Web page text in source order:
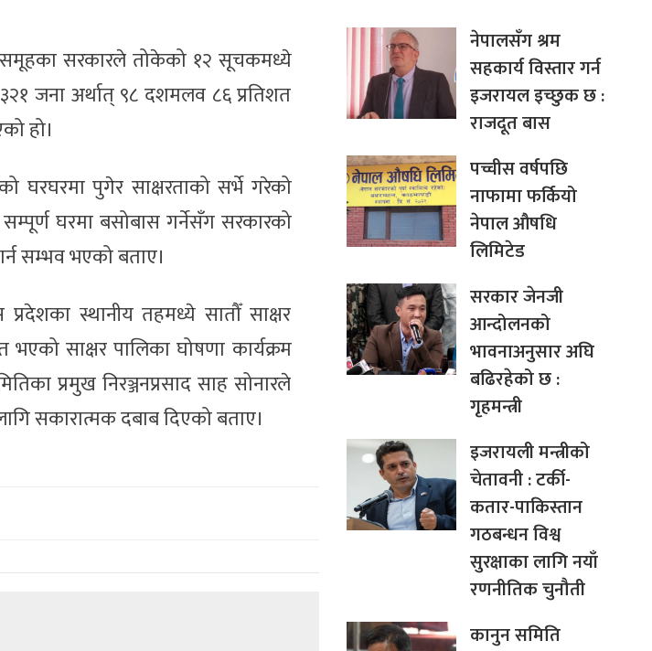
समूहका सरकारले तोकेको १२ सूचकमध्ये
जना अर्थात् ९८ दशमलव ८६ प्रतिशत
हो।
घरघरमा पुगेर साक्षरताको सर्भे गरेको
घरमा बसोबास गर्नेसँग सरकारको
सम्भव भएको बताए।
स्थानीय तहमध्ये सातौँ साक्षर
साक्षर पालिका घोषणा कार्यक्रम
प्रमुख निरञ्जनप्रसाद साह सोनारले
सकारात्मक दबाब दिएको बताए।
नेपालसँग श्रम
सहकार्य विस्तार गर्न
इजरायल इच्छुक छ :
राजदूत बास
पच्चीस वर्षपछि
नाफामा फर्कियो
नेपाल औषधि
लिमिटेड
सरकार जेनजी
आन्दोलनको
भावनाअनुसार अघि
बढिरहेको छ :
गृहमन्त्री
इजरायली मन्त्रीको
चेतावनी : टर्की-
कतार-पाकिस्तान
गठबन्धन विश्व
सुरक्षाका लागि नयाँ
रणनीतिक चुनौती
कानुन समिति